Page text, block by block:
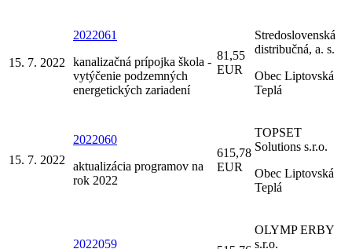
15. 7. 2022
2022061
kanalizačná prípojka škola -
vytýčenie podzemných
energetických zariadení
81,55
EUR
Stredoslovenská
distribučná, a. s.
Obec Liptovská
Teplá
15. 7. 2022
2022060
aktualizácia programov na
rok 2022
615,78
EUR
TOPSET
Solutions s.r.o.
Obec Liptovská
Teplá
2022059
OLYMP ERBY
s.r.o.